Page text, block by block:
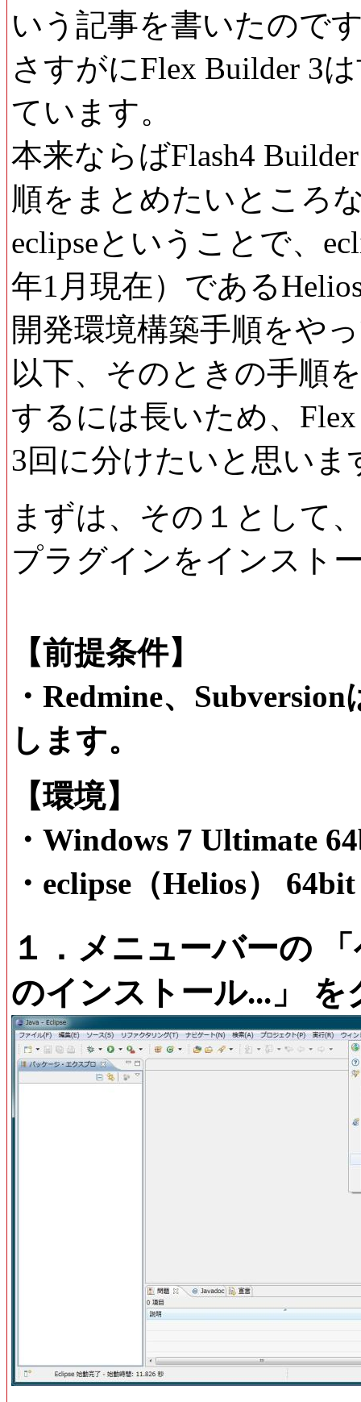
いう記事を書いたので
さすがにFlex Builder 3
ています。
本来ならばFlash4
順をまとめたいところ
eclipseということで、
年1月現在）である
開発環境構築手順をや
以下、そのときの手順
するには長いため、
3回に分けたいと思いま
まずは、その１として
プラグインをインスト
【前提条件】
・Redmine、
します。
【環境】
・Windows 7 Ultimate
・eclipse（Helios） 64bit
１．メニューバーの
のインストール...」